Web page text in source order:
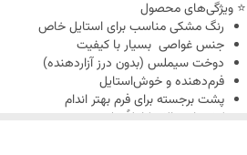
⭐ ویژگی‌های محصول
رنگ مشکی مناسب برای استایل خاص
جنس غواصی بسیار با کیفیت
دوخت سیملس (بدون درز آزاردهنده)
فرم‌دهنده و خوش‌استایل
پشت برجسته برای فرم بهتر اندام
کشسانی بالا و کاملاً جذب